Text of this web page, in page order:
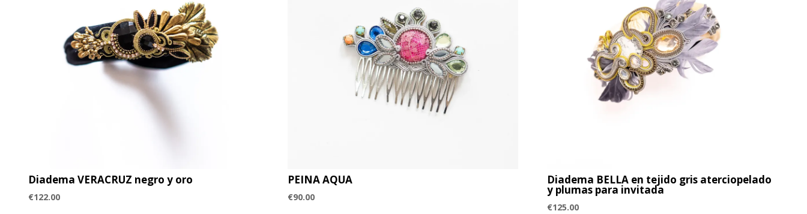
Diadema VERACRUZ negro y oro
€122.00
PEINA AQUA
€90.00
Diadema BELLA en tejido gris aterciopelado
y plumas para invitada
€125.00